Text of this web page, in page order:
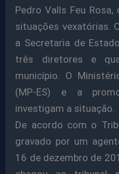
Pedro Valls Feu
situações vexatórias.
a Secretaria de
três diretores e
município. O
(MP-ES) e a
investigam a situação.
De acordo com o
gravado por um
16 de dezembro de